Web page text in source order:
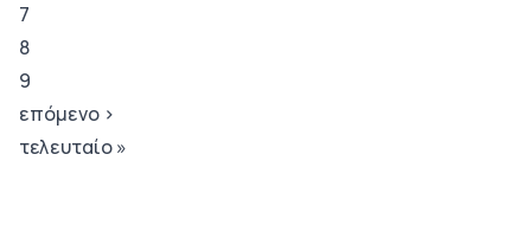
7
8
9
επόμενο ›
τελευταίο »